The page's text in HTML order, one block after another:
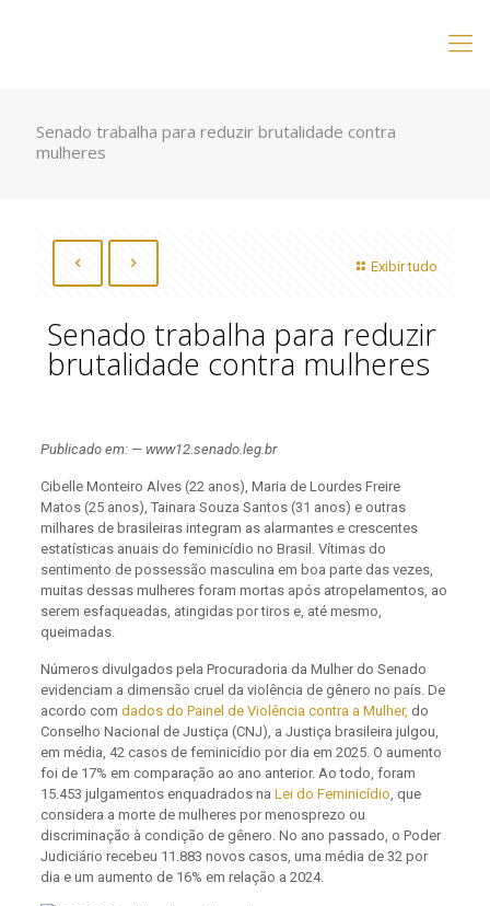
Senado trabalha para reduzir brutalidade contra
mulheres
Exibir tudo
Senado trabalha para reduzir
brutalidade contra mulheres
Publicado em: — www12.senado.leg.br
Cibelle Monteiro Alves (22 anos), Maria de Lourdes Freire
Matos (25 anos), Tainara Souza Santos (31 anos) e outras
milhares de brasileiras integram as alarmantes e crescentes
estatísticas anuais do feminicídio no Brasil. Vítimas do
sentimento de possessão masculina em boa parte das vezes,
muitas dessas mulheres foram mortas após atropelamentos, ao
serem esfaqueadas, atingidas por tiros e, até mesmo,
queimadas.
Números divulgados pela Procuradoria da Mulher do Senado
evidenciam a dimensão cruel da violência de gênero no país. De
acordo com dados do Painel de Violência contra a Mulher, do
Conselho Nacional de Justiça (CNJ), a Justiça brasileira julgou,
em média, 42 casos de feminicídio por dia em 2025. O aumento
foi de 17% em comparação ao ano anterior. Ao todo, foram
15.453 julgamentos enquadrados na Lei do Feminicídio, que
considera a morte de mulheres por menosprezo ou
discriminação à condição de gênero. No ano passado, o Poder
Judiciário recebeu 11.883 novos casos, uma média de 32 por
dia e um aumento de 16% em relação a 2024.